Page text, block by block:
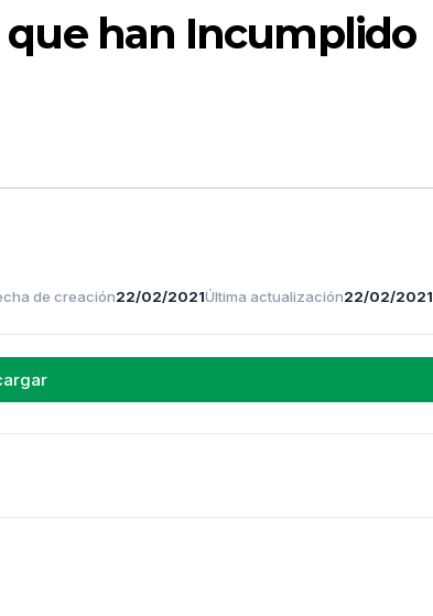
que han Incumplido
de creación22/02/2021Última actualización22/02/2021